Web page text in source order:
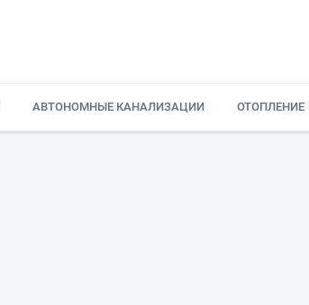
АВТОНОМНЫЕ КАНАЛИЗАЦИИ ОТОПЛЕНИЕ